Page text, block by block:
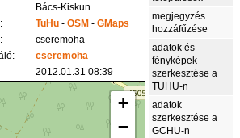
Bács-Kiskun
TuHu -OSM -GMaps
cseremoha
cseremoha
2012.01.31 08:39
+
−
megjegyzés
hozzáfűzése
adatok és
fényképek
szerkesztése a
TUHU-n
adatok
szerkesztése a
GCHU-n